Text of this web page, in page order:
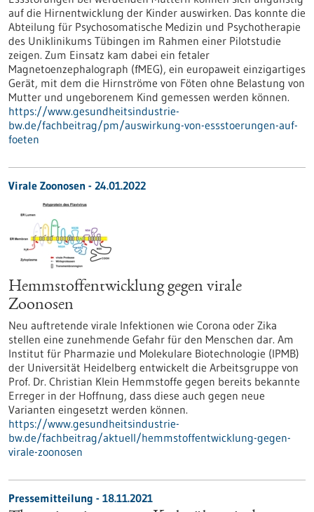
auf die Hirnentwicklung der Kinder auswirken. Das konnte die
Abteilung für Psychosomatische Medizin und Psychotherapie
des Uniklinikums Tübingen im Rahmen einer Pilotstudie
zeigen. Zum Einsatz kam dabei ein fetaler
Magnetoenzephalograph (fMEG), ein europaweit einzigartiges
Gerät, mit dem die Hirnströme von Föten ohne Belastung von
Mutter und ungeborenem Kind gemessen werden können.
https://www.gesundheitsindustrie-
bw.de/fachbeitrag/pm/auswirkung-von-essstoerungen-auf-
foeten
Virale Zoonosen - 24.01.2022
Hemmstoffentwicklung gegen virale
Zoonosen
Neu auftretende virale Infektionen wie Corona oder Zika
stellen eine zunehmende Gefahr für den Menschen dar. Am
Institut für Pharmazie und Molekulare Biotechnologie (IPMB)
der Universität Heidelberg entwickelt die Arbeitsgruppe von
Prof. Dr. Christian Klein Hemmstoffe gegen bereits bekannte
Erreger in der Hoffnung, dass diese auch gegen neue
Varianten eingesetzt werden können.
https://www.gesundheitsindustrie-
bw.de/fachbeitrag/aktuell/hemmstoffentwicklung-gegen-
virale-zoonosen
Pressemitteilung - 18.11.2021